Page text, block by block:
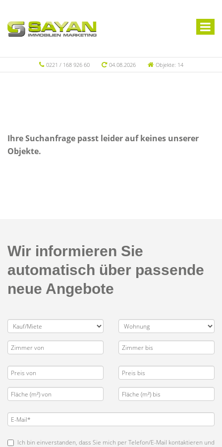
0221 / 168 926 60 04.08.2026 Objekte: 14
Ihre Suchanfrage passt leider auf keines unserer
Objekte.
Wir informieren Sie
automatisch über passende
neue Angebote
Ich bin einverstanden, dass Sie mich per Telefon/E-Mail kontaktieren und